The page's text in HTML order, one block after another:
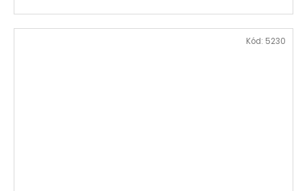
Kód: 5230